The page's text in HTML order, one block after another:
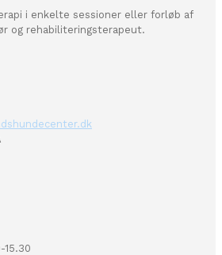
i enkelte sessioner eller forløb af
og rehabiliteringsterapeut.
15.30